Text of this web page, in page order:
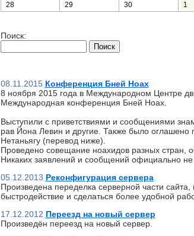
28
29 30 1
Поиск:
08.11.2015 Конференция Бней Ноах
8 ноября 2015 года в Международном Центре
Международная конференция Бней Ноах.
Выступили с приветствиями и сообщениями
рав Йона Левин и другие. Также было
Нетаньягу (перевод ниже).
Проведено совещание ноахидов разных стран,
Никаких заявлений и сообщений официально не
05.12.2013 Реконфигурация сервера
Произведена переделка серверной части сайта,
быстродействие и сделаться более удобной
17.12.2012 Переезд на новый сервер
Произведён переезд на новый сервер.